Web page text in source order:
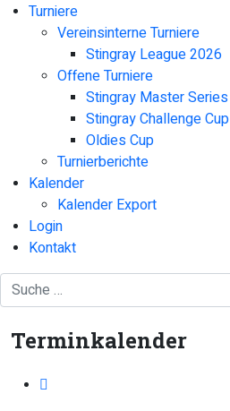
Turniere
Vereinsinterne Turniere
Stingray League 2026
Offene Turniere
Stingray Master Series
Stingray Challenge Cup
Oldies Cup
Turnierberichte
Kalender
Kalender Export
Login
Kontakt
Terminkalender